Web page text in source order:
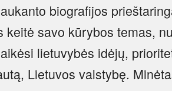
biografijos
keitė savo kūrybos temas,
lietuvybės idėjų,
Lietuvos valstybę.